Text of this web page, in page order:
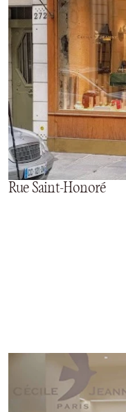
Rue Saint-Honoré